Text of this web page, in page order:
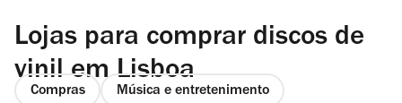
Lojas para comprar discos de
vinil em Lisboa
Compras Música e entretenimento